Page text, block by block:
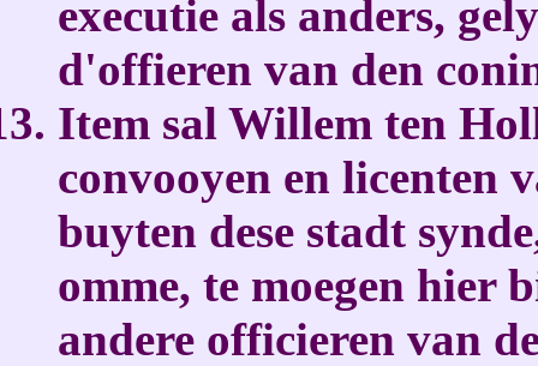
executie als anders,
d'offieren van den
Item sal Willem ten
convooyen en licenten
buyten dese stadt
omme, te moegen hier
andere officieren van